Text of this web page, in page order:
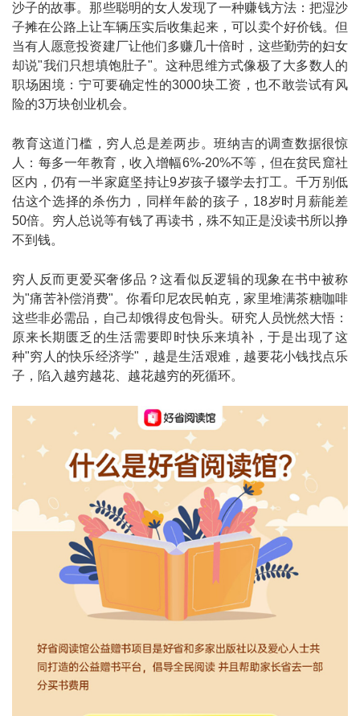
沙子的故事。那些聪明的女人发现了一种赚钱方法：把湿沙
子摊在公路上让车辆压实后收集起来，可以卖个好价钱。但
当有人愿意投资建厂让他们多赚几十倍时，这些勤劳的妇女
却说"我们只想填饱肚子"。这种思维方式像极了大多数人的
职场困境：宁可要确定性的3000块工资，也不敢尝试有风
险的3万块创业机会。
教育这道门槛，穷人总是差两步。班纳吉的调查数据很惊
人：每多一年教育，收入增幅6%-20%不等，但在贫民窟社
区内，仍有一半家庭坚持让9岁孩子辍学去打工。千万别低
估这个选择的杀伤力，同样年龄的孩子，18岁时月薪能差
50倍。穷人总说等有钱了再读书，殊不知正是没读书所以挣
不到钱。
穷人反而更爱买奢侈品？这看似反逻辑的现象在书中被称
为"痛苦补偿消费"。你看印尼农民帕克，家里堆满茶糖咖啡
这些非必需品，自己却饿得皮包骨头。研究人员恍然大悟：
原来长期匮乏的生活需要即时快乐来填补，于是出现了这
种"穷人的快乐经济学"，越是生活艰难，越要花小钱找点乐
子，陷入越穷越花、越花越穷的死循环。